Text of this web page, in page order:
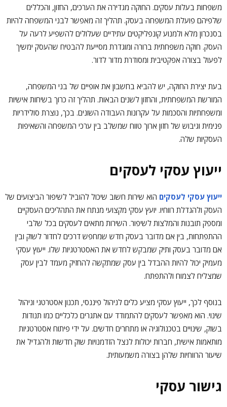
משפחות בעלות עסקים. החוקה מגדירה את הערכים, החזון, והכללים
שלפיהם פועלת המשפחה בעסק. תהליך זה מאפשר לבני המשפחה להיות
בסנכרון מלא ולמנוע קונפליקטים עתידיים שעלולים להשפיע לרעה על
העסק. חוקה משפחתית ברורה ומוגדרת מסייעת להבטיח שהעסק ימשיך
לפעול בצורה אפקטיבית ומסודרת מדור לדור.
בעת יצירת החוקה, יש להביא בחשבון את אופיים של בני המשפחה,
המורשת המשפחתית, והחזון לשנים הבאות. תהליך זה כרוך בשיחות אישיות
ומשפחתיות והסכמות על עקרונות העבודה השונים. בכך, נוצרת סולידריות
פנימית וגיבוש של חזון ארוך טווח שמשלב בין ערכי המשפחה והשאיפות
העסקיות שלה.
ייעוץ עסקי לעסקים
ייעוץ עסקי לעסקים הוא שירות חשוב שיכול להוביל לשיפור הביצועים של
העסק ולהגדלת רווחיו. יועץ עסקי מקצועי מנתח את התהליכים העסקיים
ומספק תובנות והמלצות לשיפור. השירות מתאים לעסקים בכל שלבי
ההתפתחות, בין אם מדובר בעסק חדש שמחפש דרכים לחדור לשוק ובין
אם מדובר בעסק ותיק שמבקש לחדש את האסטרטגיות שלו. ייעוץ עסקי
מעמיק יכול להיות ההבדל בין עסק שמתקשה להחזיק מעמד לבין עסק
שמצליח לצמוח ולהתפתח.
בנוסף לכך, ייעוץ עסקי מציע כלים לניהול פיננסי, תכנון אסטרטגי וניהול
שינוי. הוא מאפשר לעסקים להתמודד עם אתגרים כלכליים כמו תנודות
בשוק, שינויים בטכנולוגיה או מתחרים חדשים. על ידי פיתוח אסטרטגיות
מותאמות אישית, חברות יכולות לנצל הזדמנויות שוק חדשות ולהגדיל את
שיעור הרווחיות שלהן בצורה משמעותית.
גישור עסקי